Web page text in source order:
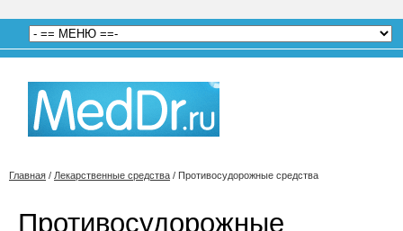
Главная / Лекарственные средства / Противосудорожные средства
Противосудорожные